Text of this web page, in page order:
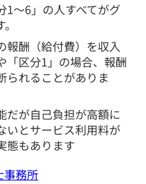
1〜6」の人すべてがグ
報酬（給付費）を収入
「区分1」の場合、報酬
られることがありま
だが自己負担が高額に
いとサービス利用料が
態もあります
事務所